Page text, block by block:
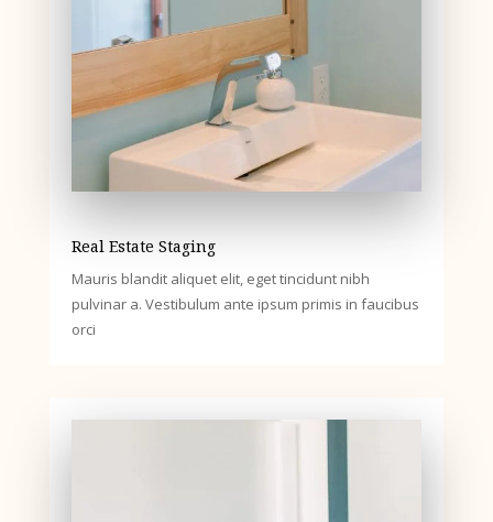
Real Estate Staging
Mauris blandit aliquet elit, eget tincidunt nibh
pulvinar a. Vestibulum ante ipsum primis in faucibus
orci